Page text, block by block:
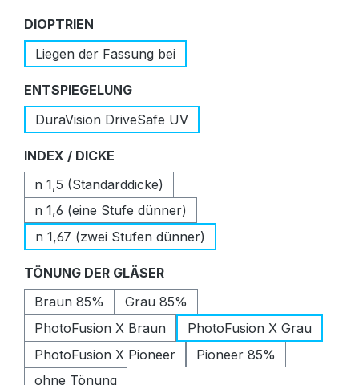
DIOPTRIEN
Liegen der Fassung bei
ENTSPIEGELUNGauswählen
DuraVision DriveSafe UV
INDEX / DICKE
n 1,5 (Standarddicke)
n 1,6 (eine Stufe dünner)
n 1,67 (zwei Stufen dünner)
TÖNUNG DER GLÄSERauswählen
Braun 85%
Grau 85%
PhotoFusion X Braun
PhotoFusion X Grau
PhotoFusion X Pioneer
Pioneer 85%
ohne Tönung